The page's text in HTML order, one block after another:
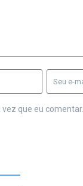
que eu comentar.